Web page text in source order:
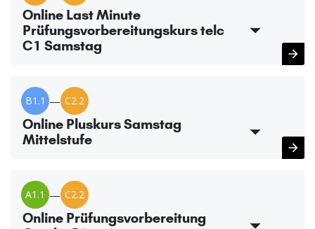
Online Last Minute
Prüfungsvorbereitungskurs telc
C1 Samstag
B1.1 — C2.2
Online Pluskurs Samstag
Mittelstufe
A1.1 — C2.2
Online Prüfungsvorbereitung